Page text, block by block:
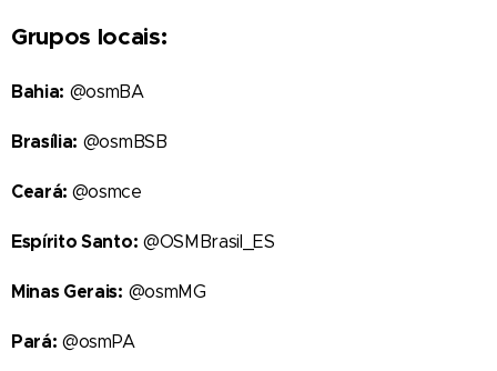
Grupos locais:
Bahia: @osmBA
Brasília: @osmBSB
Ceará: @osmce
Espírito Santo: @OSMBrasil_ES
Minas Gerais: @osmMG
Pará: @osmPA